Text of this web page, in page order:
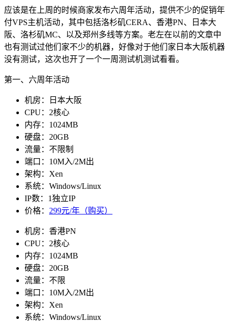
应该是在上周的时候商家发布六周年活动，提供不少的促销年
付VPS主机活动，其中包括洛杉矶CERA、香港PN、日本大
阪、洛杉矶MC、以及郑州多线等方案。老左在以前的文章中
也有测试过他们家不少的机器，好像对于他们家日本大阪机器
没有测试，这次也开了一个一周测试机测试看看。
第一、六周年活动
机房：日本大阪
CPU：2核心
内存：1024MB
硬盘：20GB
流量：不限制
端口：10M入/2M出
架构：Xen
系统：Windows/Linux
IP数：1独立IP
价格： 299元/年（购买）
机房：香港PN
CPU：2核心
内存：1024MB
硬盘：20GB
流量：不限
端口：10M入/2M出
架构：Xen
系统：Windows/Linux